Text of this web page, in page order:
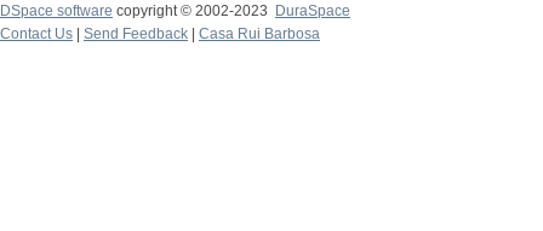
DSpace software copyright © 2002-2023
DuraSpace
Contact Us
Send Feedback Casa Rui Barbosa